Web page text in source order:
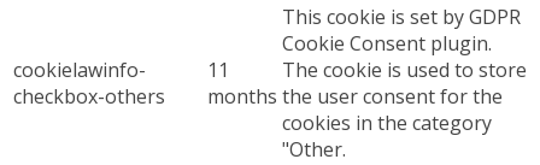
cookielawinfo-
checkbox-others
11
months
This cookie is set by GDPR
Cookie Consent plugin.
The cookie is used to store
the user consent for the
cookies in the category
"Other.